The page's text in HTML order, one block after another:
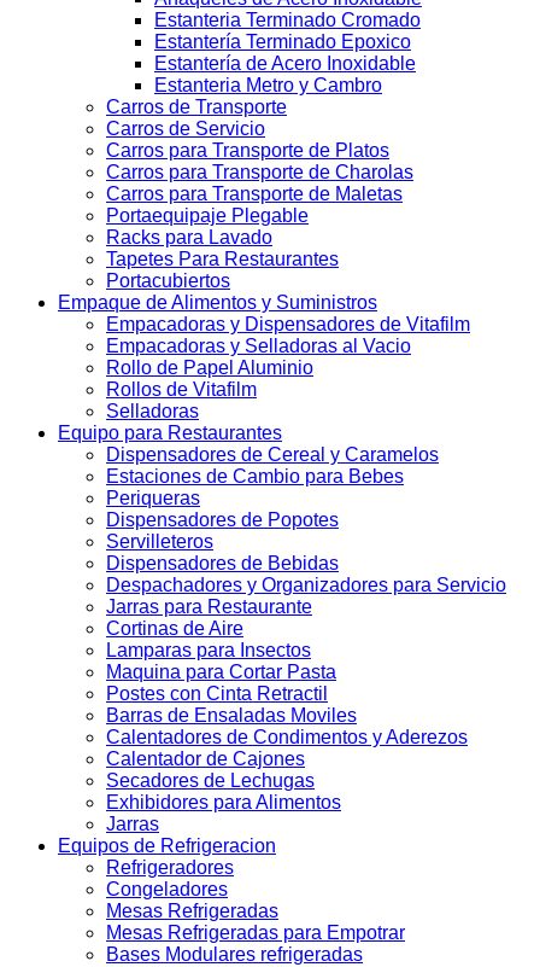
Estanteria Terminado Cromado
Estantería Terminado Epoxico
Estantería de Acero Inoxidable
Estanteria Metro y Cambro
Carros de Transporte
Carros de Servicio
Carros para Transporte de Platos
Carros para Transporte de Charolas
Carros para Transporte de Maletas
Portaequipaje Plegable
Racks para Lavado
Tapetes Para Restaurantes
Portacubiertos
Empaque de Alimentos y Suministros
Empacadoras y Dispensadores de Vitafilm
Empacadoras y Selladoras al Vacio
Rollo de Papel Aluminio
Rollos de Vitafilm
Selladoras
Equipo para Restaurantes
Dispensadores de Cereal y Caramelos
Estaciones de Cambio para Bebes
Periqueras
Dispensadores de Popotes
Servilleteros
Dispensadores de Bebidas
Despachadores y Organizadores para Servicio
Jarras para Restaurante
Cortinas de Aire
Lamparas para Insectos
Maquina para Cortar Pasta
Postes con Cinta Retractil
Barras de Ensaladas Moviles
Calentadores de Condimentos y Aderezos
Calentador de Cajones
Secadores de Lechugas
Exhibidores para Alimentos
Jarras
Equipos de Refrigeracion
Refrigeradores
Congeladores
Mesas Refrigeradas
Mesas Refrigeradas para Empotrar
Bases Modulares refrigeradas